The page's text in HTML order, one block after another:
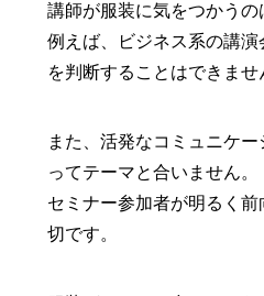
講師が服装に気をつかうの
例えば、ビジネス系の講
を判断することはできま
また、活発なコミュニケ
ってテーマと合いません。
セミナー参加者が明るく
切です。